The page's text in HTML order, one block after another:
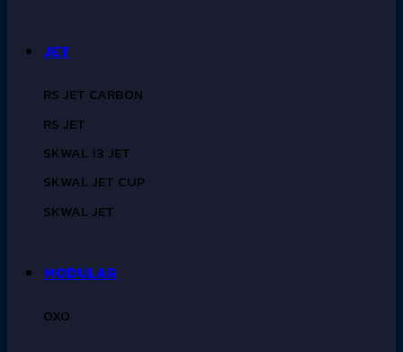
JET
RS JET CARBON
RS JET
SKWAL i3 JET
SKWAL JET CUP
SKWAL JET
MODULAR
OXO